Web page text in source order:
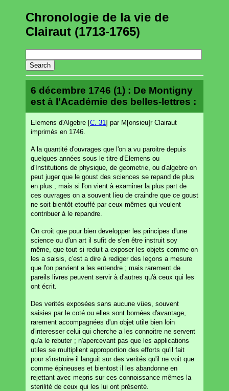
Chronologie de la vie de
Clairaut (1713-1765)
6 décembre 1746 (1) : De Montigny
est à l'Académie des belles-lettres :
Elemens d'Algebre [C. 31 ] par M[onsieu]r Clairaut
imprimés en 1746.
A la quantité d'ouvrages que l'on a vu paroitre depuis
quelques années sous le titre d'Elemens ou
d'Institutions de physique, de geometrie, ou d'algebre on
peut juger que le goust des sciences se repand de plus
en plus ; mais si l'on vient à examiner la plus part de
ces ouvrages on a souvent lieu de craindre que ce goust
ne soit bientôt etouffé par ceux mêmes qui veulent
contribuer à le repandre.
On croit que pour bien developper les principes d'une
science ou d'un art il sufit de s'en être instruit soy
même, que tout si reduit a exposer les objets comme on
les a saisis, c'est a dire à rediger des leçons a mesure
que l'on parvient a les entendre ; mais rarement de
pareils livres peuvent servir à d'autres qu'à ceux qui les
ont écrit.
Des verités exposées sans aucune vües, souvent
saisies par le coté ou elles sont bornées d'avantage,
rarement accompagnées d'un objet utile bien loin
d'interesser celui qui cherche a les connoitre ne servent
qu'a le rebuter ; n'apercevant pas que les applications
utiles se multiplient approportion des efforts qu'il fait
pour s'instruire il languit sur des verités qu'il ne voit que
comme épineuses et bientost il les abandonne en
rejettant avec mepris sur ces connoissance mêmes la
sterilité de ceux qui les lui ont présenté.